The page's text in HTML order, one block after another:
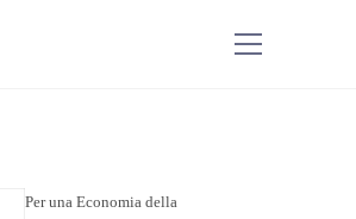
Per una Economia della